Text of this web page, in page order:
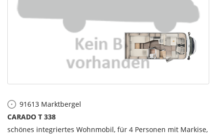
91613 Marktbergel
CARADO T 338
schönes integriertes Wohnmobil, für 4 Personen mit Markise,